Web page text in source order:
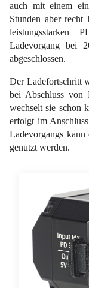
auch mit einem
Stunden aber
leistungsstarken
Ladevorgang bei
abgeschlossen.
Der Ladefortschritt
bei Abschluss von
wechselt sie schon
erfolgt im
Ladevorgangs
genutzt werden.